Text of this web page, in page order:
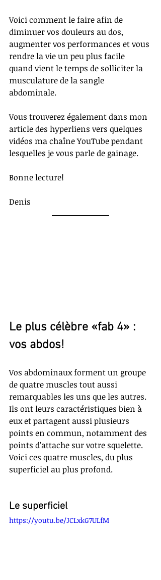
Voici comment le faire afin de
diminuer vos douleurs au dos,
augmenter vos performances et vous
rendre la vie un peu plus facile
quand vient le temps de solliciter la
musculature de la sangle
abdominale.
Vous trouverez également dans mon
article des hyperliens vers quelques
vidéos ma chaîne YouTube pendant
lesquelles je vous parle de gainage.
Bonne lecture!
Denis
Le plus célèbre «fab 4» :
vos abdos!
Vos abdominaux forment un groupe
de quatre muscles tout aussi
remarquables les uns que les autres.
Ils ont leurs caractéristiques bien à
eux et partagent aussi plusieurs
points en commun, notamment des
points d’attache sur votre squelette.
Voici ces quatre muscles, du plus
superficiel au plus profond.
Le superficiel
https://youtu.be/JCLxkG7ULfM